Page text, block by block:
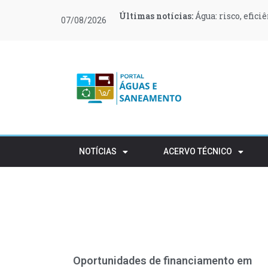
07/08/2026 Últimas notícias:Água: risco,
Últimas notícias:O Governo
Últimas notícias:O que muda no
Últimas notícias:Moeve e
apoiar 400 famílias
Últimas notícias:Novas regras
Últimas notícias:Retalho e
NOTÍCIAS ACERVO TÉCNICO
Oportunidades de financiamento em